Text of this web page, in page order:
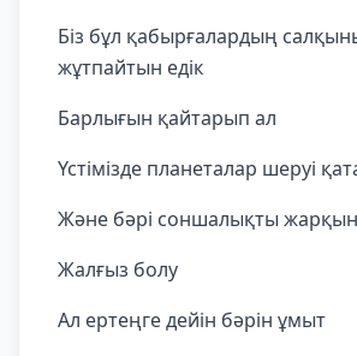
Біз бұл қабырғалардың
жұтпайтын едік
Барлығын қайтарып ал
Үстімізде планеталар шеруі
Және бәрі соншалықты
Жалғыз болу
Ал ертеңге дейін бәрін ұмыт